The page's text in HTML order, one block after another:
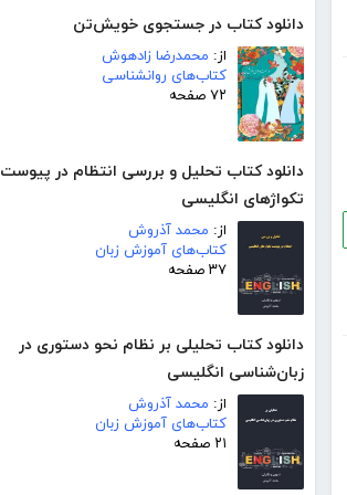
دانلود کتاب در جستجوی خویش‌تن
از: محمدرضا زادهوش
کتاب‌های روانشناسی
۷۲ صفحه
دانلود کتاب تحلیل و بررسی انتظام در پیوست
تکواژهای انگلیسی
از: محمد آذروش
کتاب‌های آموزش زبان
۳۷ صفحه
دانلود کتاب تحلیلی بر نظام نحو دستوری در
زبان‌شناسی انگلیسی
از: محمد آذروش
کتاب‌های آموزش زبان
۲۱ صفحه